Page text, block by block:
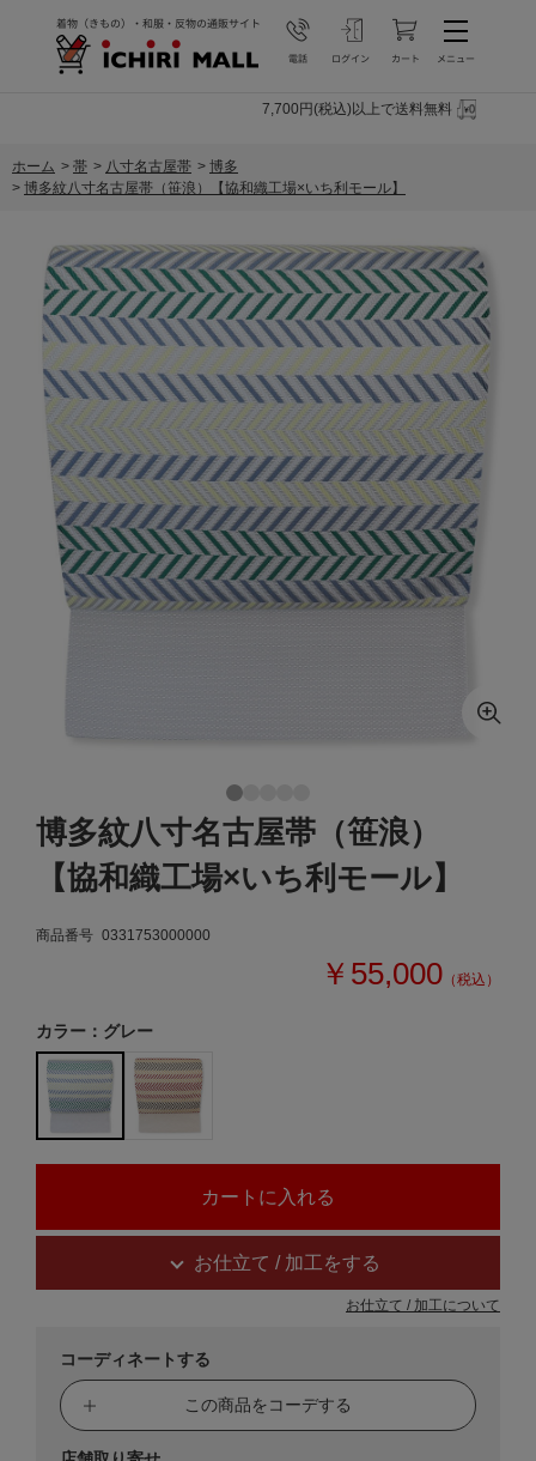
7,700円(税込)以上で送料無料
ホーム > 帯 > 八寸名古屋帯 > 博多
> 博多紋八寸名古屋帯（笹浪）【協和織工場×いち利モール】
博多紋八寸名古屋帯（笹浪）
【協和織工場×いち利モール】
商品番号 0331753000000
￥55,000 （税込）
カラー：グレー
お仕立て / 加工をする
お仕立て / 加工について
コーディネートする
この商品をコーデする